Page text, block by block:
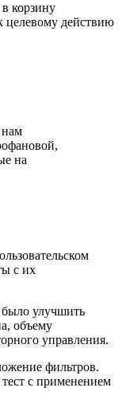
корзину
целевому действию
нам
на
с их
было улучшить
объему
управления.
фильтров.
с применением